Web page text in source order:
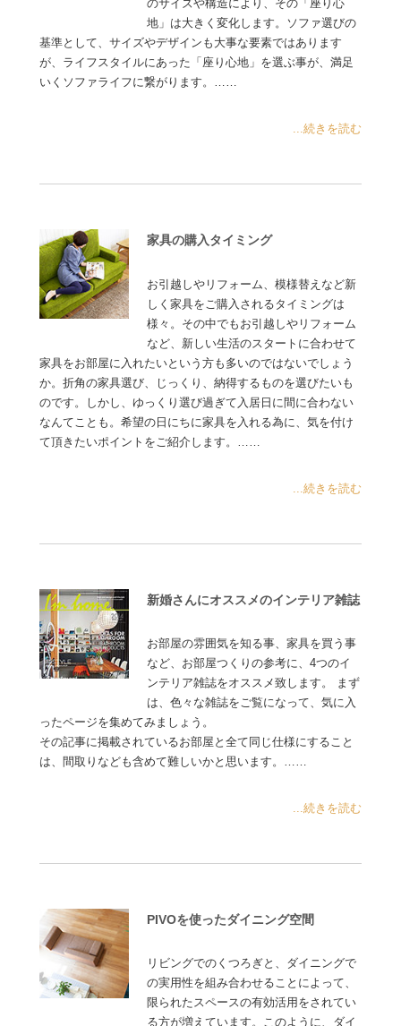
のサイズや構造により、その「座り心
地」は大きく変化します。ソファ選びの
基準として、サイズやデザインも大事な要素ではあります
が、ライフスタイルにあった「座り心地」を選ぶ事が、満足
いくソファライフに繋がります。……
...続きを読む
家具の購入タイミング
お引越しやリフォーム、模様替えなど新
しく家具をご購入されるタイミングは
様々。その中でもお引越しやリフォーム
など、新しい生活のスタートに合わせて
家具をお部屋に入れたいという方も多いのではないでしょう
か。折角の家具選び、じっくり、納得するものを選びたいも
のです。しかし、ゆっくり選び過ぎて入居日に間に合わない
なんてことも。希望の日にちに家具を入れる為に、気を付け
て頂きたいポイントをご紹介します。……
...続きを読む
新婚さんにオススメのインテリア雑誌
お部屋の雰囲気を知る事、家具を買う事
など、お部屋つくりの参考に、4つのイ
ンテリア雑誌をオススメ致します。 まず
は、色々な雑誌をご覧になって、気に入
ったページを集めてみましょう。
その記事に掲載されているお部屋と全て同じ仕様にすること
は、間取りなども含めて難しいかと思います。……
...続きを読む
PIVOを使ったダイニング空間
リビングでのくつろぎと、ダイニングで
の実用性を組み合わせることによって、
限られたスペースの有効活用をされてい
る方が増えています。このように、ダイ